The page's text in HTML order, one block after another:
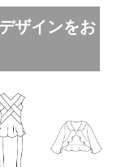
ザインをお